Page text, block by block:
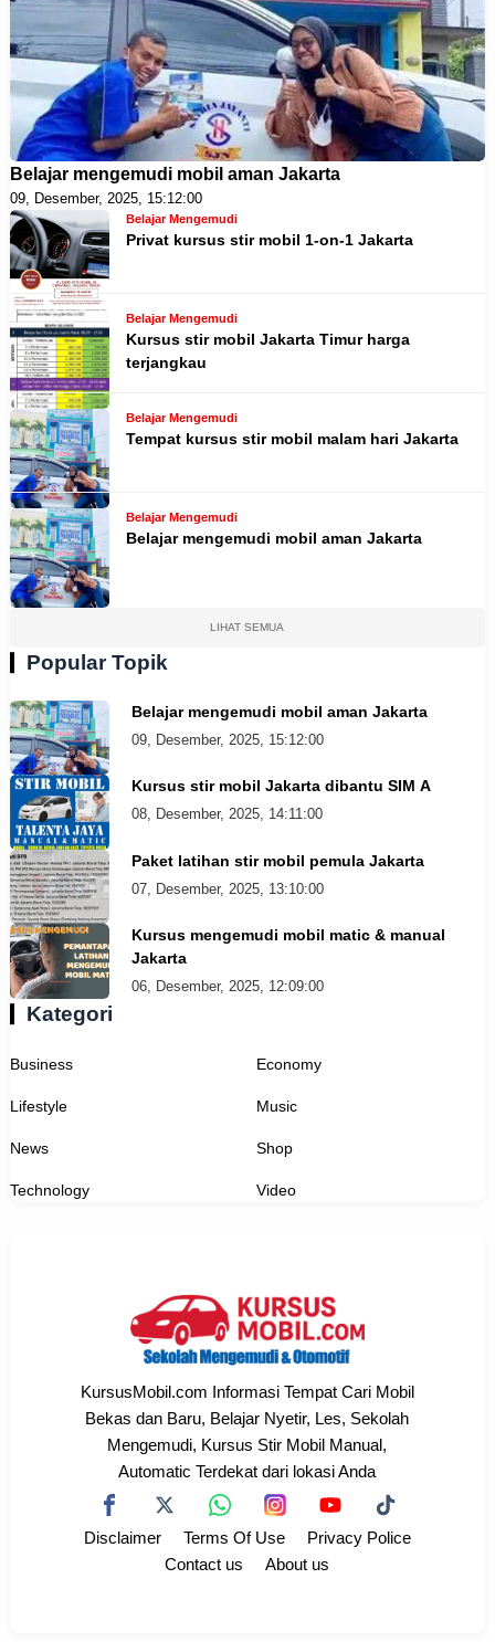
Belajar mengemudi mobil aman Jakarta
09, Desember, 2025, 15:12:00
Belajar Mengemudi
Privat kursus stir mobil 1-on-1 Jakarta
Belajar Mengemudi
Kursus stir mobil Jakarta Timur harga
terjangkau
Belajar Mengemudi
Tempat kursus stir mobil malam hari Jakarta
Belajar Mengemudi
Belajar mengemudi mobil aman Jakarta
LIHAT SEMUA
Popular Topik
Belajar mengemudi mobil aman Jakarta
09, Desember, 2025, 15:12:00
Kursus stir mobil Jakarta dibantu SIM A
08, Desember, 2025, 14:11:00
Paket latihan stir mobil pemula Jakarta
07, Desember, 2025, 13:10:00
Kursus mengemudi mobil matic & manual
Jakarta
06, Desember, 2025, 12:09:00
Kategori
Business Economy
Lifestyle Music
News Shop
Technology Video
KursusMobil.com Informasi Tempat Cari Mobil
Bekas dan Baru, Belajar Nyetir, Les, Sekolah
Mengemudi, Kursus Stir Mobil Manual,
Automatic Terdekat dari lokasi Anda
Disclaimer Terms Of Use
Privacy Police
Contact us
About us